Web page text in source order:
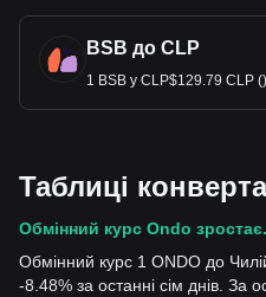
BSB до CLP
1 BSB у CLP$129.79 CLP ()
Таблиці
Обмінний курс Ondo зростає.
Обмінний курс 1 ONDO до
-8.48% за останні сім днів. За